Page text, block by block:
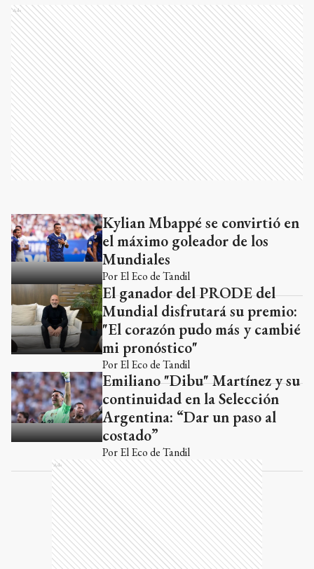
Ads
Kylian Mbappé se convirtió en
el máximo goleador de los
Mundiales
PorEl Eco de Tandil
El ganador del PRODE del
Mundial disfrutará su premio:
"El corazón pudo más y cambié
mi pronóstico"
PorEl Eco de Tandil
Emiliano "Dibu" Martínez y su
continuidad en la Selección
Argentina: “Dar un paso al
costado”
PorEl Eco de Tandil
Ads